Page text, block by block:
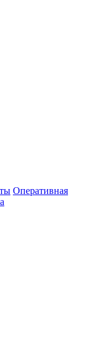
Оперативная